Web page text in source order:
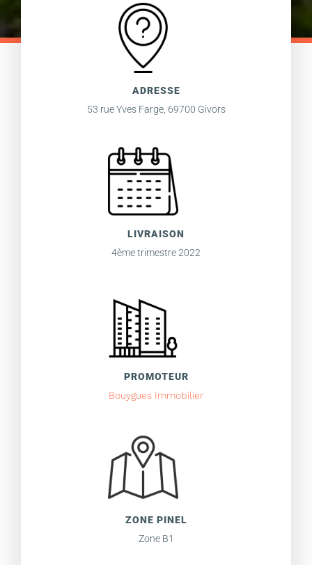
ADRESSE
53 rue Yves Farge, 69700 Givors
LIVRAISON
4ème trimestre 2022
PROMOTEUR
Bouygues Immobilier
ZONE PINEL
Zone B1